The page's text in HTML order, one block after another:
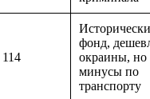
114
фонд,
окраины, но
минусы по
транспорту